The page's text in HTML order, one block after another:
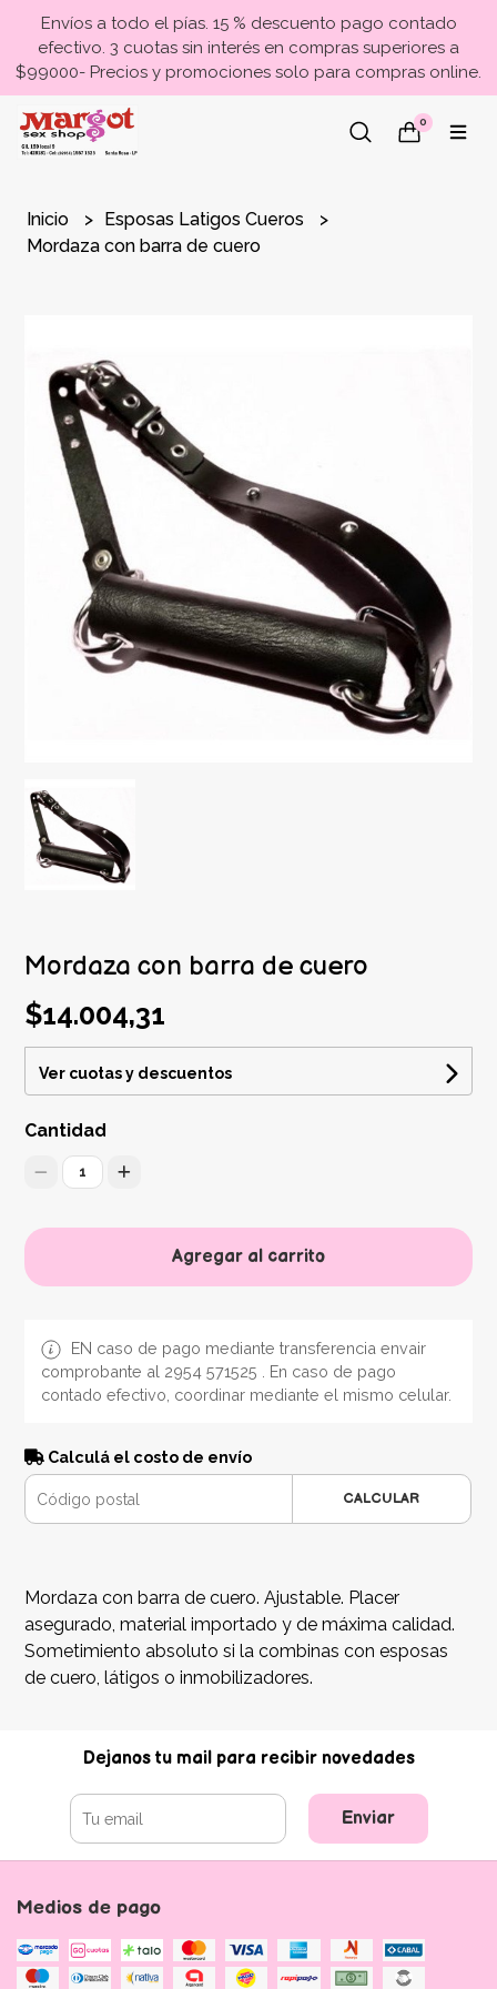
Envíos a todo el pías. 15 % descuento pago contado
efectivo. 3 cuotas sin interés en compras superiores a
$99000- Precios y promociones solo para compras online.
0
Inicio
Esposas Latigos Cueros
Mordaza con barra de cuero
Mordaza con barra de cuero
$14.004,31
Ver cuotas y descuentos
Cantidad
1
Agregar al carrito
EN caso de pago mediante transferencia envair
comprobante al 2954 571525 . En caso de pago
contado efectivo, coordinar mediante el mismo celular.
Calculá el costo de envío
CALCULAR
Mordaza con barra de cuero. Ajustable. Placer
asegurado, material importado y de máxima calidad.
Sometimiento absoluto si la combinas con esposas
de cuero, látigos o inmobilizadores.
Dejanos tu mail para recibir novedades
Enviar
Medios de pago